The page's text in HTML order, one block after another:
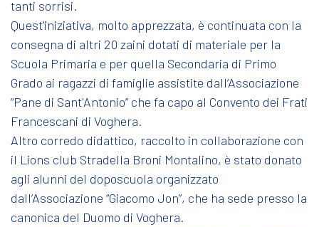
tanti sorrisi.
Quest’iniziativa, molto apprezzata, è continuata con la
consegna di altri 20 zaini dotati di materiale per la
Scuola Primaria e per quella Secondaria di Primo
Grado ai ragazzi di famiglie assistite dall’Associazione
“Pane di Sant'Antonio” che fa capo al Convento dei Frati
Francescani di Voghera.
Altro corredo didattico, raccolto in collaborazione con
il Lions club Stradella Broni Montalino, è stato donato
agli alunni del doposcuola organizzato
dall’Associazione “Giacomo Jon”, che ha sede presso la
canonica del Duomo di Voghera.